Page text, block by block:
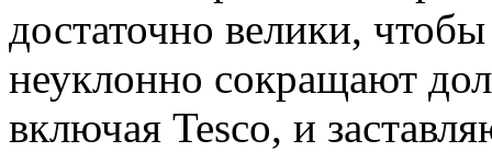
достаточно велики,
неуклонно сокращают
включая Tesco, и